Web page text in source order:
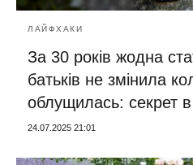
ЛАЙФХАКИ
За 30 років жодна
батьків не змінила
облущилась: секрет
24.07.2025 21:01